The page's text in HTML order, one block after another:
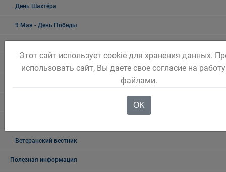
День Шахтёра
9 Мая - День Победы
Ветеранский вестник
Полезная информация
Этот сайт использует cookie для хранения данных.
использовать сайт, Вы даете свое согласие на
файлами.
OK